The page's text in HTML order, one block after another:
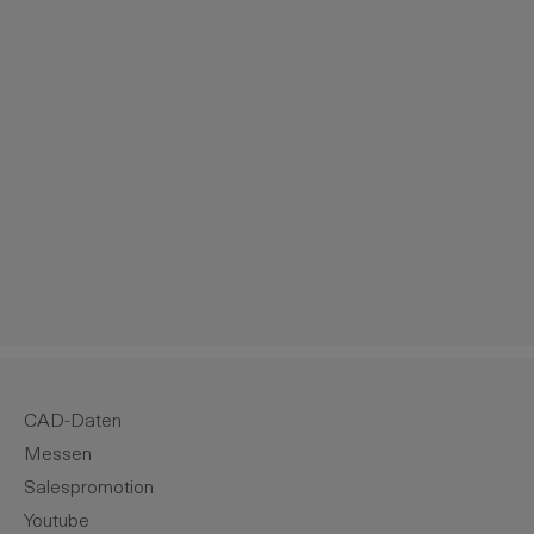
CAD-Daten
Messen
Salespromotion
Youtube